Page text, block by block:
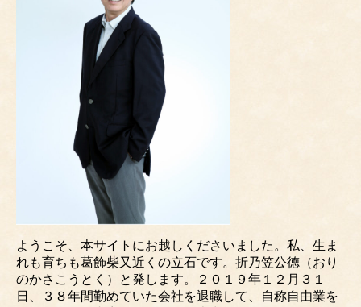
ようこそ、本サイトにお越しくださいました。私、生ま
れも育ちも葛飾柴又近くの立石です。折乃笠公徳（おり
のかさこうとく）と発します。２０１９年１２月３１
日、３８年間勤めていた会社を退職して、自称自由業を